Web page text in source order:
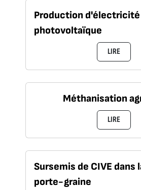
Production d'électricité
photovoltaïque
LIRE
Méthanisation
LIRE
Sursemis de CIVE dans
porte-graine